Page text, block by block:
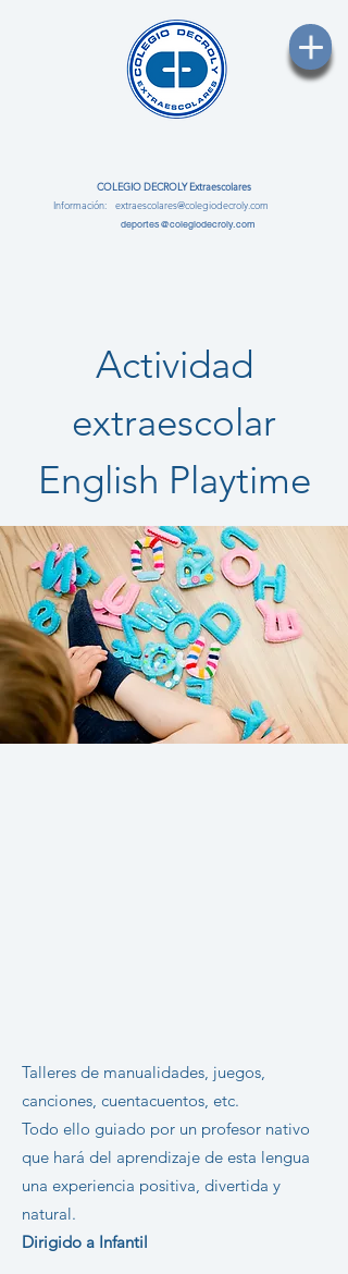
COLEGIO DECROLY Extraescolares
Información:
extraescolares@colegiodecroly.com
deportes@colegiodecroly.com
Actividad
extraescolar
English Playtime
Talleres de manualidades, juegos,
canciones, cuentacuentos, etc.
Todo ello guiado por un profesor nativo
que hará del aprendizaje de esta lengua
una experiencia positiva, divertida y
natural.
Dirigido a Infantil